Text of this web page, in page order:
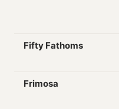
Fifty Fathoms
Frimosa